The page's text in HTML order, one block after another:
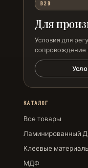
B2B
Для
Условия для
КАТАЛОГ
Все товары
Ламинированный
Клеевые
МДФ